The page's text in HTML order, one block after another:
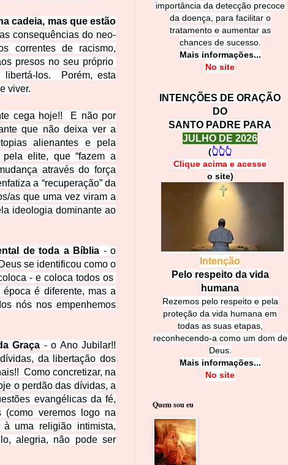
cadeia, mas que estão
consequências do neo-
correntes de racismo,
presos no seu próprio
libertá-los. Porém, esta
viver.
cega hoje!! E não por
que não deixa ver a
alienantes e pela
pela elite, que “fazem a
através do força
a “recuperação” da
as que uma vez viram a
ideologia dominante ao
de toda a Bíblia - o
se identificou como o
- e coloca todos os
é diferente, mas a
nós nos empenhemos
Graça - o Ano Jubilar!!
da libertação dos
Como concretizar, na
o perdão das dívidas, a
evangélicas da fé,
(como veremos logo na
uma religião intimista,
alegria, não pode ser
importância da detecção precoce
da doença, para facilitar o
tratamento e aumentar as
chances de sucesso.
Mais informações...
No site
INTENÇÕES DE ORAÇÃO
DO
SANTO PADRE PARA
JULHO DE 2026
(👆👆👆
Clique acima e acesse
o site)
Intenção
Pelo respeito da vida
humana
Rezemos pelo respeito e pela
proteção da vida humana em
todas as suas etapas,
reconhecendo-a como um dom de
Deus.
Mais informações...
No site
Quem sou eu